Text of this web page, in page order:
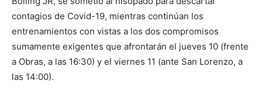
contagios de Covid-19, mientras continúan los
entrenamientos con vistas a los dos compromisos
sumamente exigentes que afrontarán el jueves 10 (frente
a Obras, a las 16:30) y el viernes 11 (ante San Lorenzo, a
las 14:00).